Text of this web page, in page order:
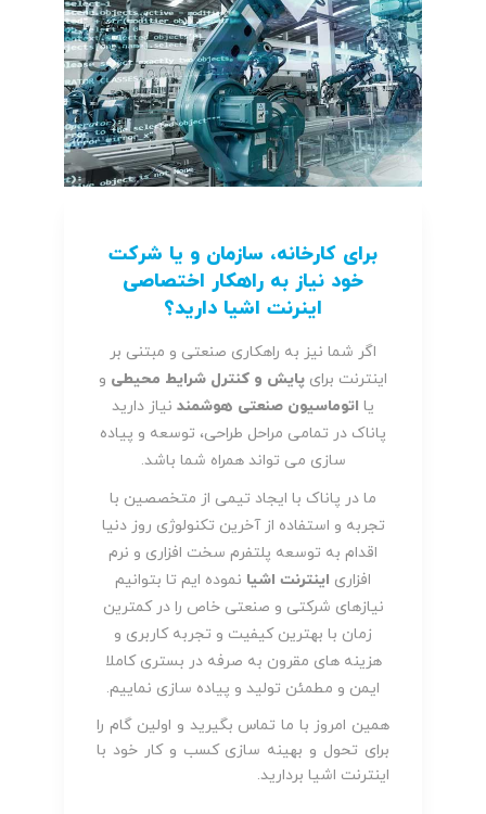
برای کارخانه، سازمان و یا شرکت
خود نیاز به راهکار اختصاصی
اینرنت اشیا دارید؟
اگر شما نیز به راهکاری صنعتی و مبتنی بر
اینترنت برای پایش و کنترل شرایط محیطی و
یا اتوماسیون صنعتی هوشمند نیاز دارید
پاناک در تمامی مراحل طراحی، توسعه و پیاده
سازی می تواند همراه شما باشد.
ما در پاناک با ایجاد تیمی از متخصصین با
تجربه و استفاده از آخرین تکنولوژی روز دنیا
اقدام به توسعه پلتفرم سخت افزاری و نرم
افزاری اینترنت اشیا نموده ایم تا بتوانیم
نیازهای شرکتی و صنعتی خاص را در کمترین
زمان با بهترین کیفیت و تجربه کاربری و
هزینه های مقرون به صرفه در بستری کاملا
ایمن و مطمئن تولید و پیاده سازی نماییم.
همین امروز با ما تماس بگیرید و اولین گام را
برای تحول و بهینه سازی کسب و کار خود با
اینترنت اشیا بردارید.